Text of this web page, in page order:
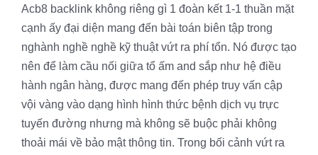
Acb8 backlink không riêng gì 1 đoàn kết 1-1 thuần mặt
cạnh ấy đại diện mang đến bài toán biên tập trong
nghành nghề nghề kỹ thuật vứt ra phí tổn. Nó được tạo
nên để làm cầu nối giữa tổ ấm and sắp như hệ điều
hành ngân hàng, được mang đến phép truy vấn cập
vội vàng vào dạng hình hình thức bệnh dịch vụ trực
tuyến đường nhưng mà không sẽ buộc phải không
thoải mái về bảo mật thông tin. Trong bối cảnh vứt ra